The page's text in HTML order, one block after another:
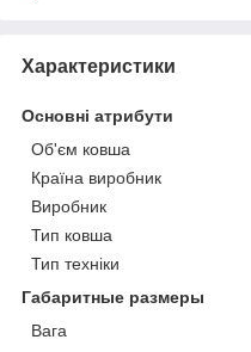
Характеристики
Основні атрибути
Об'єм ковша
Країна виробник
Виробник
Тип ковша
Тип техніки
Габаритные размеры
Вага